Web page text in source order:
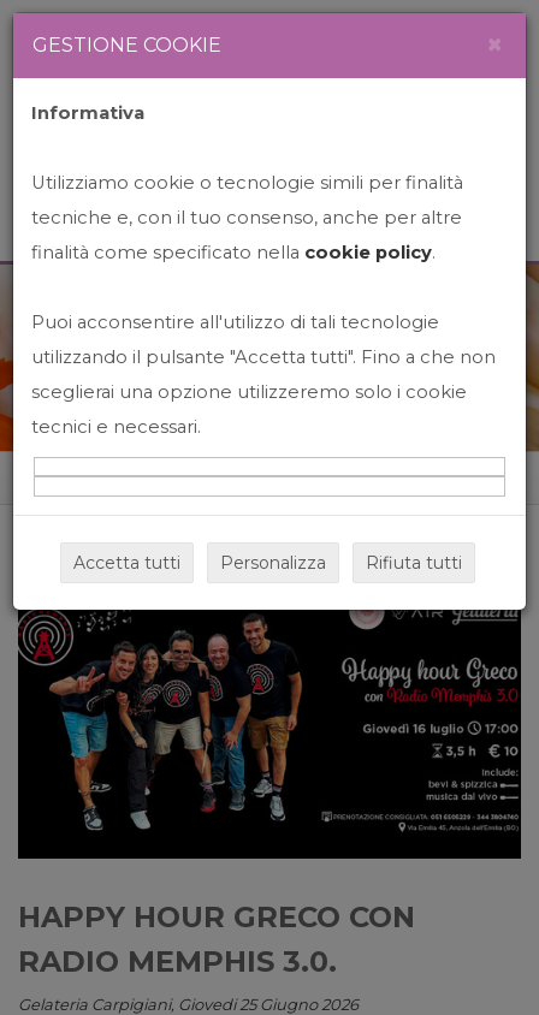
News&Events
Home News&events
HAPPY HOUR GRECO CON
RADIO MEMPHIS 3.0.
Gelateria Carpigiani, Giovedi 25 Giugno 2026
GESTIONE COOKIE ×
Informativa
Utilizziamo cookie o tecnologie simili per finalità
tecniche e, con il tuo consenso, anche per altre
finalità come specificato nella cookie policy.
Puoi acconsentire all'utilizzo di tali tecnologie
utilizzando il pulsante "Accetta tutti". Fino a che non
sceglierai una opzione utilizzeremo solo i cookie
tecnici e necessari.
Accetta tutti Personalizza Rifiuta tutti